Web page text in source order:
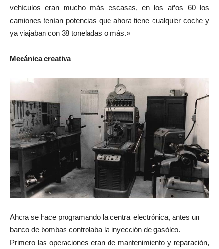
vehículos eran mucho más escasas, en los años 60 los
camiones tenían potencias que ahora tiene cualquier coche y
ya viajaban con 38 toneladas o más.»
Mecánica creativa
Ahora se hace programando la central electrónica, antes un
banco de bombas controlaba la inyección de gasóleo.
Primero las operaciones eran de mantenimiento y reparación,